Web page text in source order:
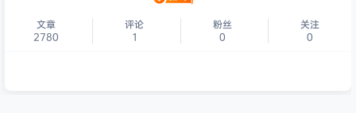
文章
2780
评论
1
粉丝
0
关注
0